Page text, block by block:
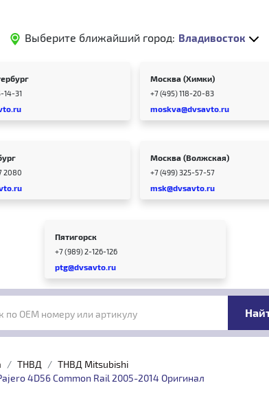
Выберите ближайший город: Владивосток
14-31
Москва (Химки)
+7 (495) 118-20-83
moskva@dvsavto.ru
2080
Москва (Волжская)
+7 (499) 325-57-57
msk@dvsavto.ru
Пятигорск
+7 (989) 2-126-126
ptg@dvsavto.ru
по OEM номеру или артикулу
ТНВД
ТНВД Mitsubishi
4D56 Common Rail 2005-2014 Оригинал